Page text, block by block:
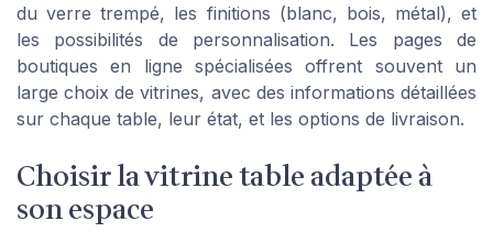
du verre trempé, les finitions (blanc, bois, métal), et
les possibilités de personnalisation. Les pages de
boutiques en ligne spécialisées offrent souvent un
large choix de vitrines, avec des informations détaillées
sur chaque table, leur état, et les options de livraison.
Choisir la vitrine table adaptée à
son espace